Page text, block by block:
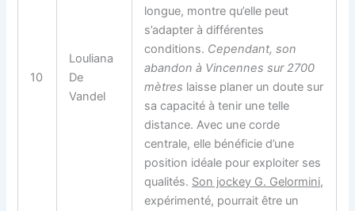
10
Louliana
De
Vandel
longue, montre qu’elle peut
s’adapter à différentes
conditions. Cependant, son
abandon à Vincennes sur 2700
mètres laisse planer un doute sur
sa capacité à tenir une telle
distance. Avec une corde
centrale, elle bénéficie d’une
position idéale pour exploiter ses
qualités. Son jockey G. Gelormini,
expérimenté, pourrait être un